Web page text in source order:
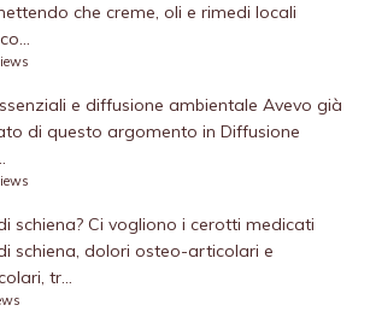
che creme, oli e rimedi locali
e diffusione ambientale Avevo già
di questo argomento in Diffusione
schiena? Ci vogliono i cerotti medicati
schiena, dolori osteo-articolari e
tr...